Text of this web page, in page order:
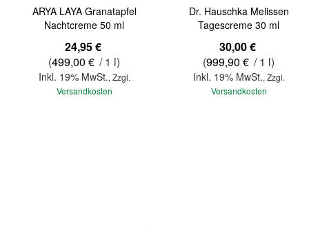
ARYA LAYA Granatapfel
Nachtcreme 50 ml
24,95 €
(499,00 € / 1 l)
Inkl. 19% MwSt., Zzgl.
Versandkosten
Dr. Hauschka Melissen
Tagescreme 30 ml
30,00 €
(999,90 € / 1 l)
Inkl. 19% MwSt., Zzgl.
Versandkosten